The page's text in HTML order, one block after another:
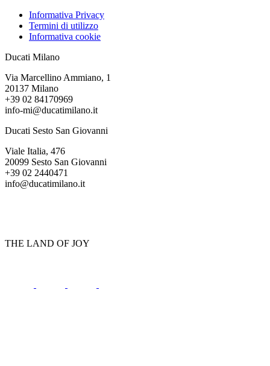
Informativa Privacy
Termini di utilizzo
Informativa cookie
Ducati Milano
Via Marcellino Ammiano, 1
20137 Milano
+39 02 84170969
info-mi@ducatimilano.it
Ducati Sesto San Giovanni
Viale Italia, 476
20099 Sesto San Giovanni
+39 02 2440471
info@ducatimilano.it
THE LAND OF JOY